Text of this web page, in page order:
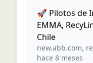
🚀 Pilotos de
EMMA,
Chile
new.abb.com,
hace 8 meses